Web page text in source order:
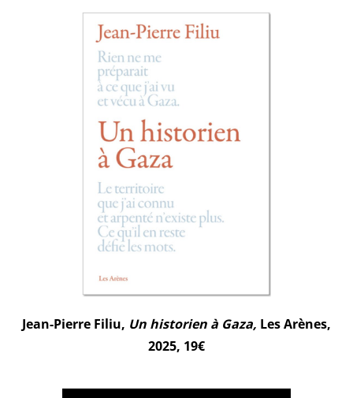
Jean-Pierre Filiu, Un historien à Gaza, Les Arènes,
2025, 19€